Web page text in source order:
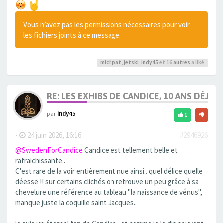
Vous n’avez pas les permissions nécessaires pour voir
les fichiers joints à ce message.
michpat, jetski, indy45 et 16 autres a liké
RE: LES EXHIBS DE CANDICE, 10 ANS DÉJÀ,
parindy45 1
- 24 juin 2026, 16:16
#2946926
@SwedenForCandice Candice est tellement belle et
rafraichissante..
C'est rare de la voir entièrement nue ainsi.. quel délice quelle
déesse !! sur certains clichés on retrouve un peu grâce à sa
chevelure une référence au tableau "la naissance de vénus",
manque juste la coquille saint Jacques..